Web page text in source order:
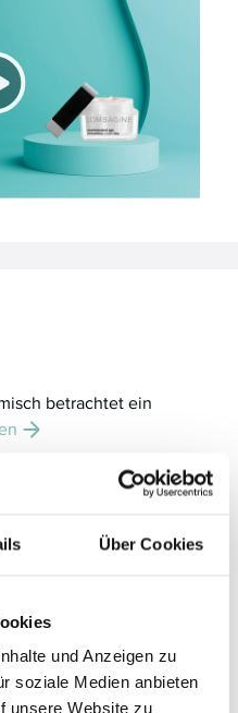
Über Cookies
und Anzeigen zu
soziale Medien anbieten
unsere Website zu
betrachtet ein
eine große Bandbreite
Enzyme,
Spurenelemente.